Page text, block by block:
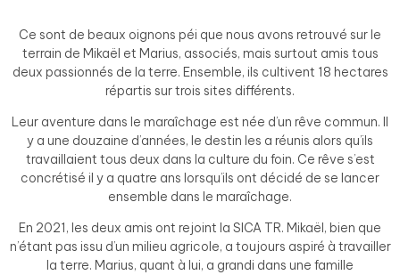
Ce sont de beaux oignons péi que nous avons retrouvé sur le
terrain de Mikaël et Marius, associés, mais surtout amis tous
deux passionnés de la terre. Ensemble, ils cultivent 18 hectares
répartis sur trois sites différents.
Leur aventure dans le maraîchage est née d’un rêve commun. Il
y a une douzaine d’années, le destin les a réunis alors qu’ils
travaillaient tous deux dans la culture du foin. Ce rêve s’est
concrétisé il y a quatre ans lorsqu’ils ont décidé de se lancer
ensemble dans le maraîchage.
En 2021, les deux amis ont rejoint la SICA TR. Mikaël, bien que
n’étant pas issu d’un milieu agricole, a toujours aspiré à travailler
la terre. Marius, quant à lui, a grandi dans une famille